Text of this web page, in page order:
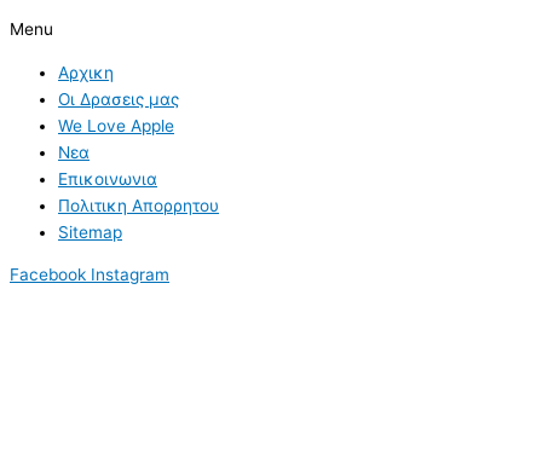
Menu
Αρχικη
Οι Δρασεις μας
We Love Apple
Νεα
Επικοινωνια
Πολιτικη Απορρητου
Sitemap
Facebook Instagram